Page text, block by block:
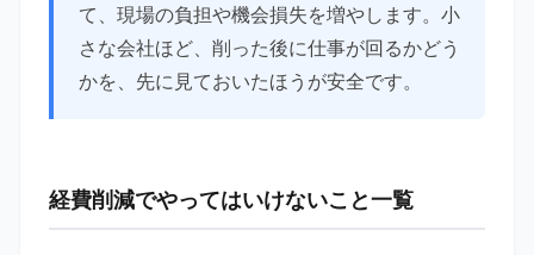
て、現場の負担や機会損失を増やします。小
さな会社ほど、削った後に仕事が回るかどう
かを、先に見ておいたほうが安全です。
経費削減でやってはいけないこと一覧